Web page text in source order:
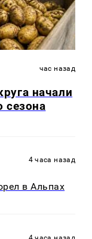
час назад
начали
сезона
4 часа назад
в Альпах